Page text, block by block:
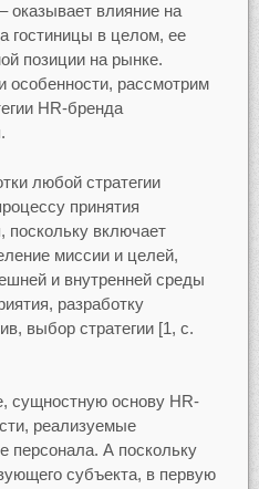
оказывает влияние на
гостиницы в целом, ее
позиции на рынке.
особенности, рассмотрим
HR-бренда
любой стратегии
принятия
поскольку включает
миссии и целей,
и внутренней среды
разработку
выбор стратегии [1, с.
сущностную основу HR-
реализуемые
персонала. А поскольку
субъекта, в первую